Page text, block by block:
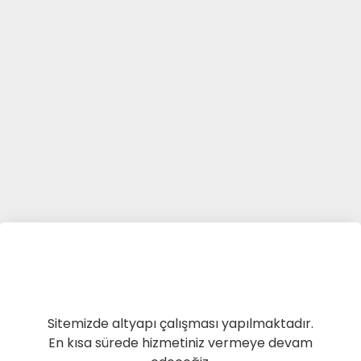
Sitemizde altyapı çalışması yapılmaktadır.
En kısa sürede hizmetiniz vermeye devam